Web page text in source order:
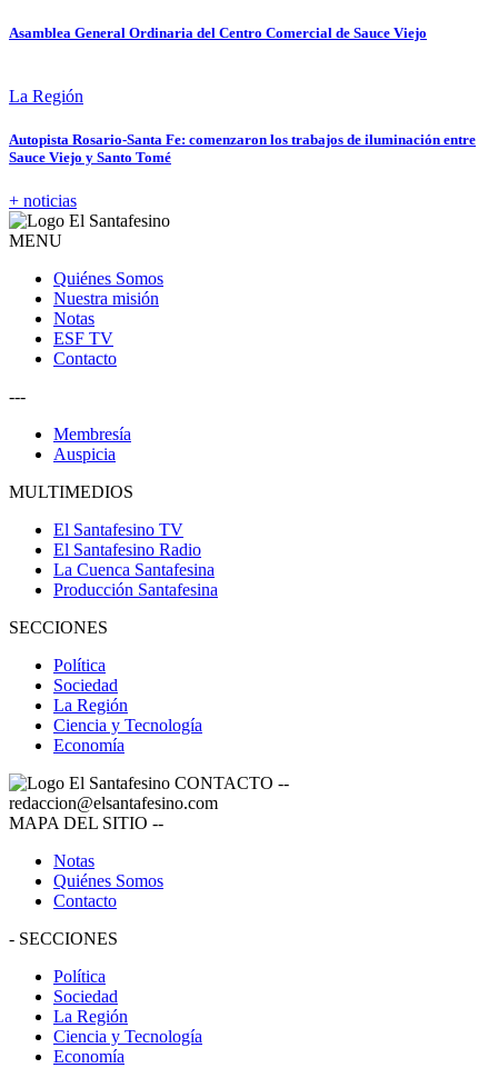
Asamblea General Ordinaria del Centro Comercial de Sauce Viejo
La Región
Autopista Rosario-Santa Fe: comenzaron los trabajos de iluminación entre
Sauce Viejo y Santo Tomé
+ noticias
MENU
Quiénes Somos
Nuestra misión
Notas
ESF TV
Contacto
---
Membresía
Auspicia
MULTIMEDIOS
El Santafesino TV
El Santafesino Radio
La Cuenca Santafesina
Producción Santafesina
SECCIONES
Política
Sociedad
La Región
Ciencia y Tecnología
Economía
CONTACTO --
redaccion@elsantafesino.com
MAPA DEL SITIO --
Notas
Quiénes Somos
Contacto
- SECCIONES
Política
Sociedad
La Región
Ciencia y Tecnología
Economía